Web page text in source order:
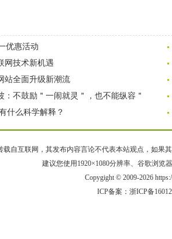
优惠活动
网技术新机遇
站全面升级新潮流
：不鼓励＂一闹就灵＂，也不能纵容＂
什么科学解释？
载自互联网，其发布内容言论不代表本站观点，如果
建议您使用1920×1080分辨率、谷歌浏览
Copygight © 2009-2026
ICP备案： 浙ICP备